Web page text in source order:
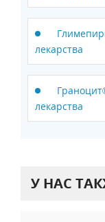
лекарства
лекарства
У НАС